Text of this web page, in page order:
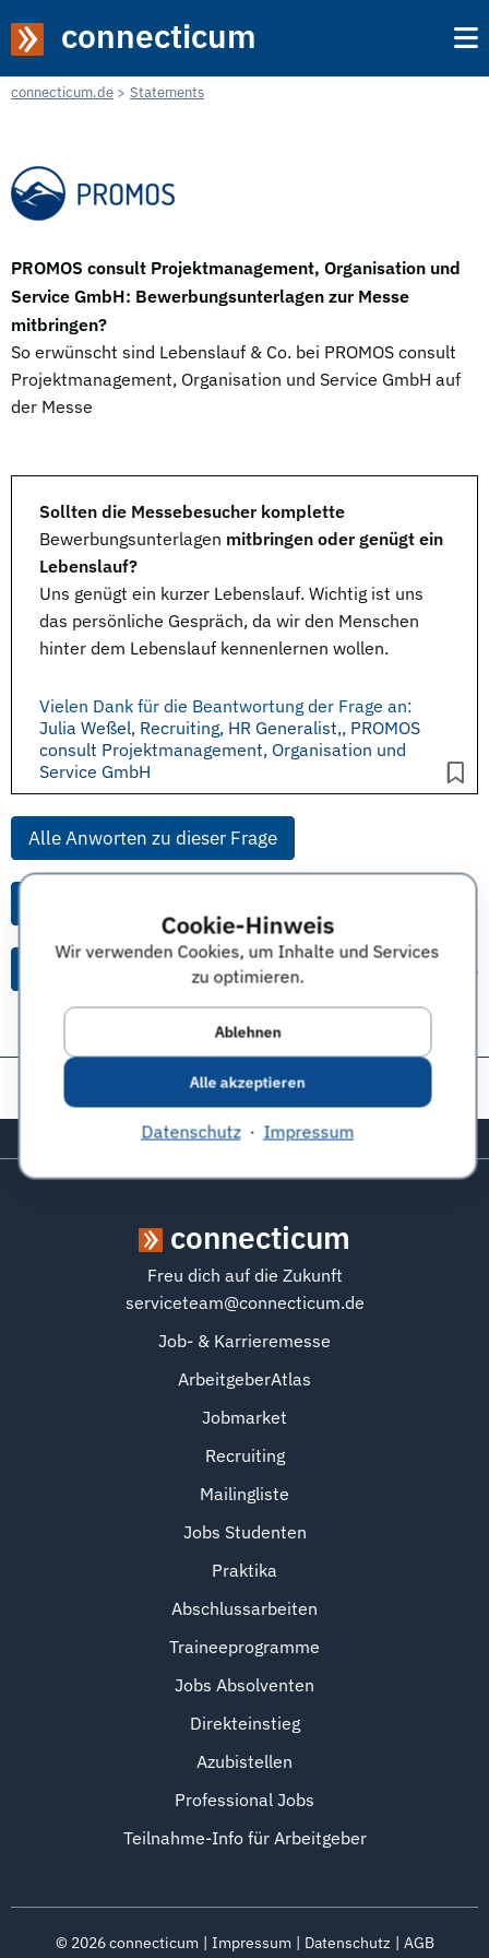
Cookie-Hinweis
Wir verwenden Cookies, um Inhalte und Services
zu optimieren.
Ablehnen
Alle akzeptieren
Datenschutz· Impressum
connecticum
connecticum.de Statements
PROMOS consult Projektmanagement, Organisation und
Service GmbH: Bewerbungsunterlagen zur Messe
mitbringen?
So erwünscht sind Lebenslauf & Co. bei PROMOS consult
Projektmanagement, Organisation und Service GmbH auf
der Messe
Sollten die Messebesucher komplette
Bewerbungsunterlagen mitbringen oder genügt ein
Lebenslauf?
Uns genügt ein kurzer Lebenslauf. Wichtig ist uns
das persönliche Gespräch, da wir den Menschen
hinter dem Lebenslauf kennenlernen wollen.
Vielen Dank für die Beantwortung der Frage an:
Julia Weßel, Recruiting, HR Generalist,, PROMOS
consult Projektmanagement, Organisation und
Service GmbH
Alle Anworten zu dieser Frage
Alle Themen & Expertentipps
Diese Seite teilen:
Zurück zum Seitenanfang
connecticum
Freu dich auf die Zukunft
serviceteam@connecticum.de
Job- & Karrieremesse
ArbeitgeberAtlas
Jobmarket
Recruiting
Mailingliste
Jobs Studenten
Praktika
Abschlussarbeiten
Traineeprogramme
Jobs Absolventen
Direkteinstieg
Azubistellen
Professional Jobs
Teilnahme-Info für Arbeitgeber
© 2026connecticum Impressum Datenschutz AGB